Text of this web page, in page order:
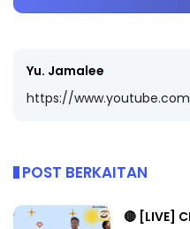
Yu. Jamalee
https://
POST BERKAITAN
🔴 [LIVE]